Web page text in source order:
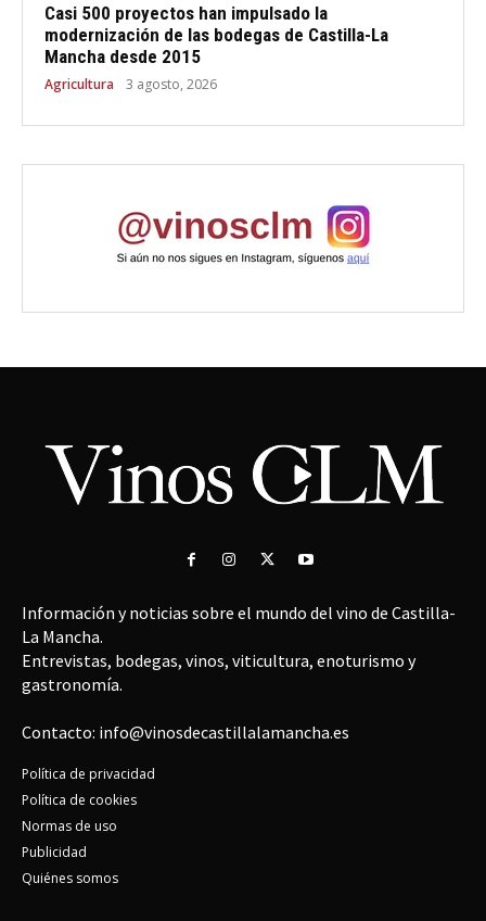
Casi 500 proyectos han impulsado la
modernización de las bodegas de Castilla-La
Mancha desde 2015
Agricultura 3 agosto, 2026
Información y noticias sobre el mundo del vino de Castilla-
La Mancha.
Entrevistas, bodegas, vinos, viticultura, enoturismo y
gastronomía.
Contacto: info@vinosdecastillalamancha.es
Política de privacidad
Política de cookies
Normas de uso
Publicidad
Quiénes somos